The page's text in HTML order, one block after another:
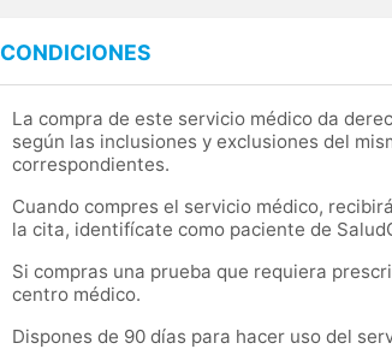
CONDICIONES
La compra de este servicio médico da
según las inclusiones y exclusiones del
correspondientes.
Cuando compres el servicio médico,
la cita, identifícate como paciente de
Si compras una prueba que requiera
centro médico.
Dispones de 90 días para hacer uso del